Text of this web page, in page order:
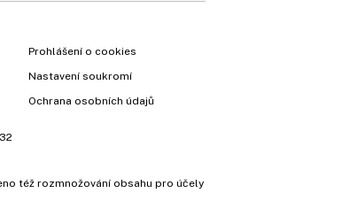
Prohlášení o cookies
Nastavení soukromí
Ochrana osobních údajů
též rozmnožování obsahu pro účely